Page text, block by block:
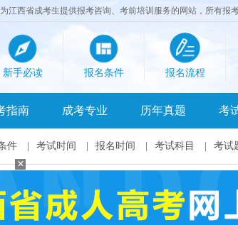
为江西省成考生提供报考咨询、考前培训服务的网站，所有报
新手必读 报名条件 报名流程
指南 成考专业 历年真题 考
件 考试时间 报名时间 考试科目 考试